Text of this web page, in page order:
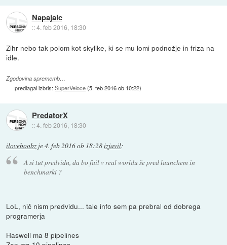
Napajalc
::4. feb 2016, 18:30
Zihr nebo tak polom kot skylike, ki se mu lomi podnožje in friza na
idle.
Zgodovina sprememb…
predlagal izbris:SuperVeloce(5. feb 2016 ob 10:22)
PredatorX
::4. feb 2016, 18:30
iloveboobz je4. feb 2016 ob 18:28izjavil:
A si tut predvidu, da bo fail v real worldu še pred launchem in
benchmarki ?
LoL, nič nism predvidu... tale info sem pa prebral od dobrega
programerja
Haswell ma 8 pipelines